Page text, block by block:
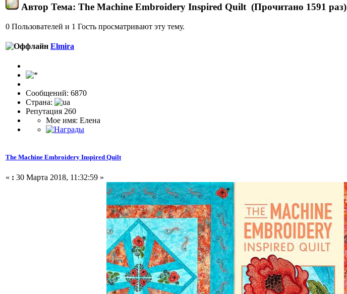
Автор Тема: The Machine Embroidery Inspired Quilt (Прочитано 1591 раз)
0 Пользователей и 1 Гость просматривают эту тему.
Elmira
Сообщений: 6870
Страна:
Репутация 260
Мое имя: Елена
The Machine Embroidery Inspired Quilt
« : 30 Марта 2018, 11:32:59 »